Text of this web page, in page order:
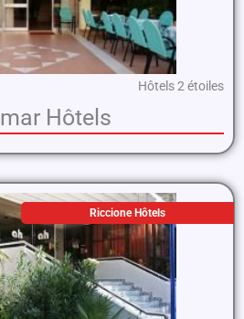
Hôtels 2 étoiles
Hôtels
Riccione Hôtels